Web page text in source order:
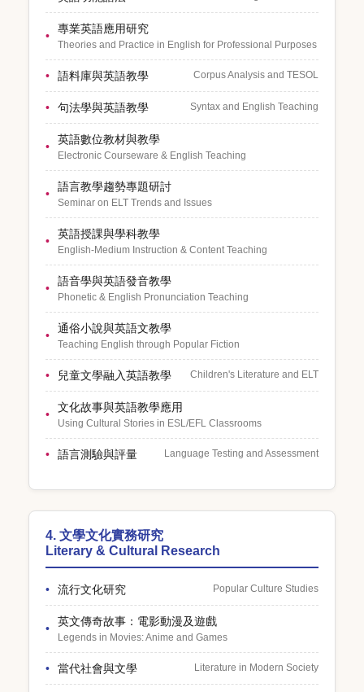
專業英語應用研究
Theories and Practice in English for Professional Purposes
語料庫與英語教學 Corpus Analysis and TESOL
句法學與英語教學 Syntax and English Teaching
英語數位教材與教學
Electronic Courseware & English Teaching
語言教學趨勢專題研討
Seminar on ELT Trends and Issues
英語授課與學科教學
English-Medium Instruction & Content Teaching
語音學與英語發音教學
Phonetic & English Pronunciation Teaching
通俗小說與英語文教學
Teaching English through Popular Fiction
兒童文學融入英語教學 Children's Literature and ELT
文化故事與英語教學應用
Using Cultural Stories in ESL/EFL Classrooms
語言測驗與評量 Language Testing and Assessment
4. 文學文化實務研究
Literary & Cultural Research
流行文化研究 Popular Culture Studies
英文傳奇故事：電影動漫及遊戲
Legends in Movies: Anime and Games
當代社會與文學 Literature in Modern Society